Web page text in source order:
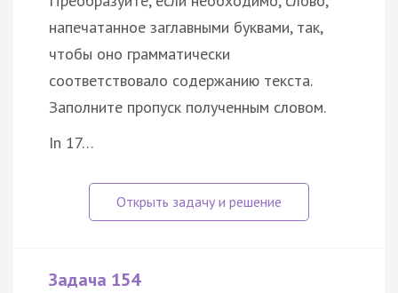
напечатанное заглавными буквами, так,
чтобы оно грамматически
соответствовало содержанию текста.
Заполните пропуск полученным словом.
In 17…
Задача 154